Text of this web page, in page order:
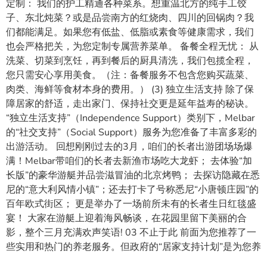
定制： 我们的护工精通各种菜系。想重温北方的纯手工饺
子、东北炖菜？或是品尝南方的红烧肉、四川的回锅肉？我
们都能满足。如果您有低盐、低脂或素食等健康需求，我们
也会严格把关，为您定制专属营养菜单。 备餐全程无忧： 从
洗菜、切菜到烹饪，再到餐后的厨具清洗，我们包揽全程，
您只需安心享用美食。（注：备餐服务不包含您购买蔬菜、
肉类、海鲜等食材本身的费用。） (3) 独立生活支持 除了保
障居家的舒适，走出家门、保持社交更是延年益寿的秘诀。
“独立生活支持”（Independence Support）类别下，Melbar
的“社交支持”（Social Support）服务为您准备了丰富多彩的
出游活动。 回想刚刚过去的3月，咱们的长者出游团场场爆
满！Melbar带咱们的长者去新渔市场吃大龙虾； 去体验“加
长版”的豪华游艇并品尝滋冒油的北京烤鸭； 去探访隐藏在悉
尼的“意大利风情小镇”；还去打卡了号称悉尼“小唐顿庄园”的
百年欧式街区； 更是举办了一场前所未有的长者生日红毯盛
宴！ 大家在游艇上迎着海风畅谈，在花园里留下美丽的合
影，整个三月充满欢声笑语! 03 不止于此 前面为您推荐了一
些实用和热门的养老服务。但政府的“居家支持计划”是为您养